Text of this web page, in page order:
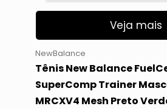
Veja mais
NewBalance
Tênis New Balance
SuperComp Trainer
MRCXV4 Mesh Preto